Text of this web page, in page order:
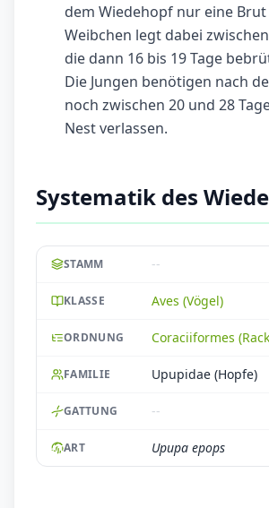
dem Wiedehopf nur eine Brut
Weibchen legt dabei
die dann 16 bis 19 Tage
Die Jungen benötigen nach
noch zwischen 20 und 28
Nest verlassen.
Systematik des
STAMM --
KLASSE Aves (Vögel)
ORDNUNG Coraciiformes
FAMILIE Upupidae (Hopfe)
GATTUNG --
ART Upupa epops